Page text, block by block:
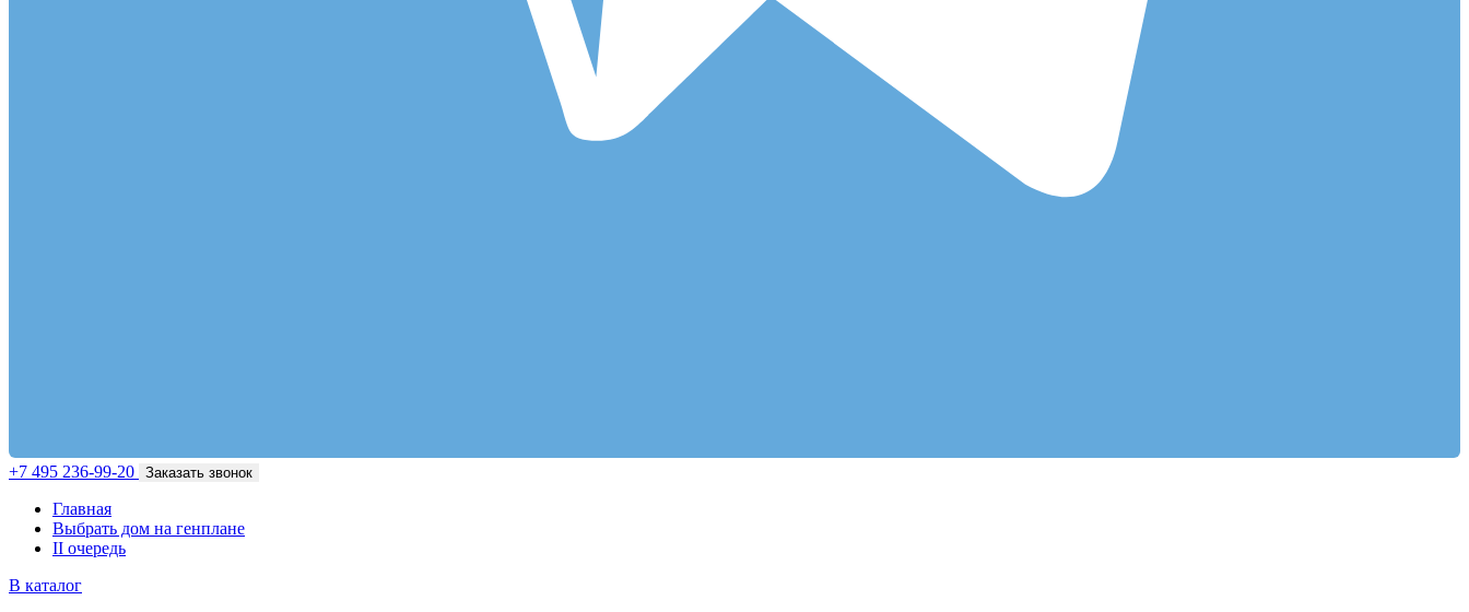
+7 495 236-99-20 Заказать звонок
Главная
Выбрать дом на генплане
II очередь
В каталог